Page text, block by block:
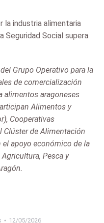
la industria alimentaria
Seguridad Social supera
Grupo Operativo para la
de comercialización
alimentos aragoneses
Alimentos y
Cooperativas
Clúster de Alimentación
apoyo económico de la
Pesca y
12/05/2026